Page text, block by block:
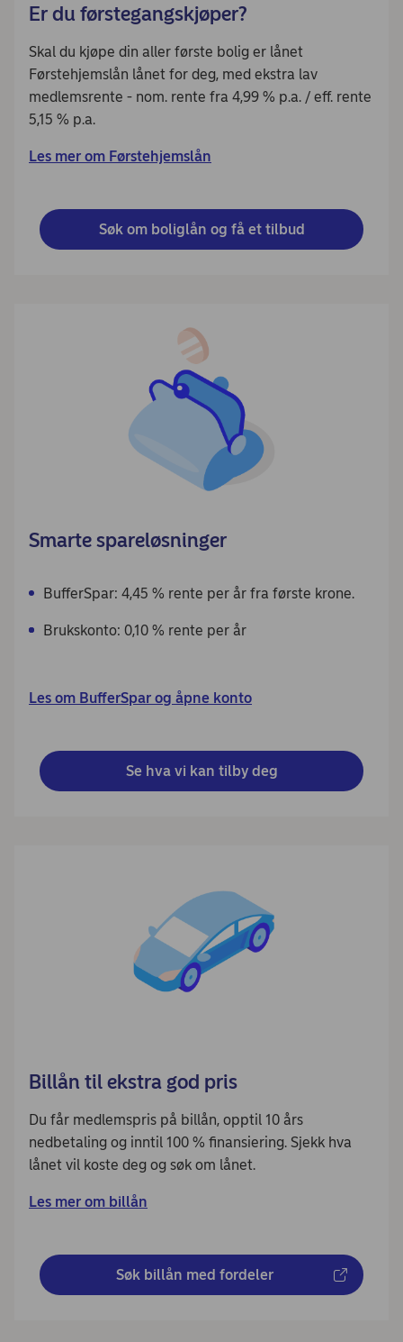
Er du førstegangskjøper?
Skal du kjøpe din aller første bolig er lånet
Førstehjemslån lånet for deg, med ekstra lav
medlemsrente - nom. rente fra 4,99 % p.a. / eff. rente
5,15 % p.a.
Les mer om Førstehjemslån
Søk om boliglån og få et tilbud
Smarte spareløsninger
BufferSpar: 4,45 % rente per år fra første krone.
Brukskonto: 0,10 % rente per år
Les om BufferSpar og åpne konto
Se hva vi kan tilby deg
Billån til ekstra god pris
Du får medlemspris på billån, opptil 10 års
nedbetaling og inntil 100 % finansiering. Sjekk hva
lånet vil koste deg og søk om lånet.
Les mer om billån
Søk billån med fordeler